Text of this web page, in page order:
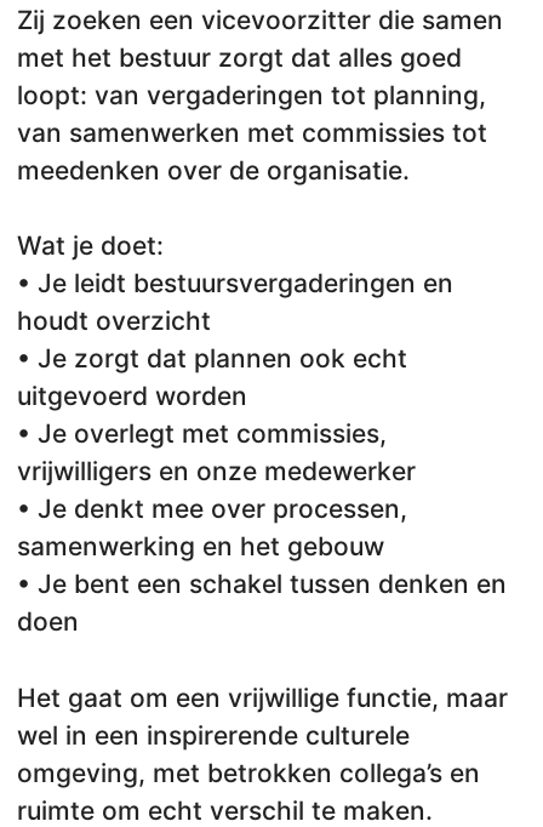
Zij zoeken een vicevoorzitter die samen
met het bestuur zorgt dat alles goed
loopt: van vergaderingen tot planning,
van samenwerken met commissies tot
meedenken over de organisatie.
Wat je doet:
• Je leidt bestuursvergaderingen en
houdt overzicht
• Je zorgt dat plannen ook echt
uitgevoerd worden
• Je overlegt met commissies,
vrijwilligers en onze medewerker
• Je denkt mee over processen,
samenwerking en het gebouw
• Je bent een schakel tussen denken en
doen
Het gaat om een vrijwillige functie, maar
wel in een inspirerende culturele
omgeving, met betrokken collega’s en
ruimte om echt verschil te maken.